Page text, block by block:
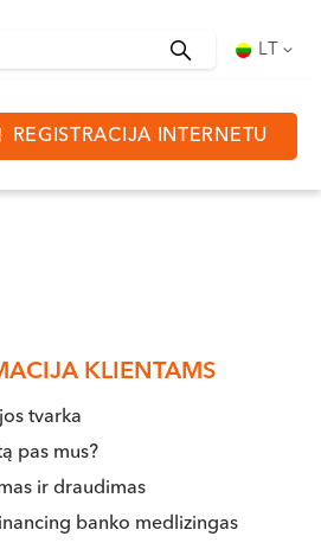
LT
REGISTRACIJA INTERNETU
KLIENTAMS
tvarka
pas mus?
ir draudimas
banko medlizingas